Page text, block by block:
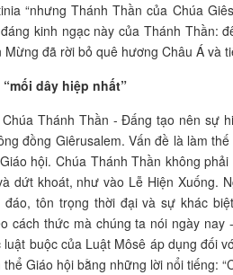
“nhưng Thánh Thần của Chúa
kinh ngạc này của Thánh Thần:
đã rời bỏ quê hương Châu Á và
dây hiệp nhất”
Thánh Thần - Đấng tạo nên sự
đồng Giêrusalem. Vấn đề là làm
hội. Chúa Thánh Thần không
dứt khoát, như vào Lễ Hiện Xuống.
tôn trọng thời đại và sự khác
cách thức mà chúng ta nói ngày
buộc của Luật Môsê áp dụng đối
Giáo hội bằng những lời nổi tiếng: